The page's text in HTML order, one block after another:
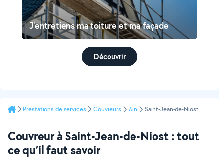
J'entretiens ma toiture et ma façade
Découvrir
Prestations de services Couvreurs Ain Saint-Jean-de-Niost
Couvreur à Saint-Jean-de-Niost : tout
ce qu’il faut savoir